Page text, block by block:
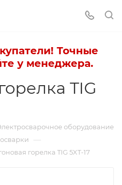
Точные
у менеджера.
TIG
оборудование
—
горелка TIG 5XT-17